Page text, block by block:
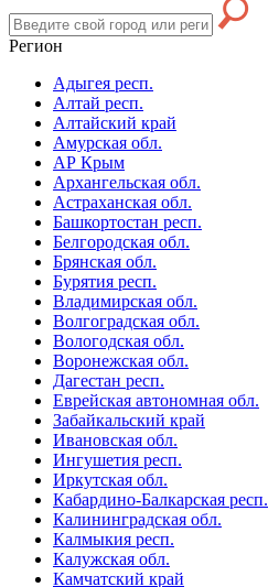
Регион
Адыгея респ.
Алтай респ.
Алтайский край
Амурская обл.
АР Крым
Архангельская обл.
Астраханская обл.
Башкортостан респ.
Белгородская обл.
Брянская обл.
Бурятия респ.
Владимирская обл.
Волгоградская обл.
Вологодская обл.
Воронежская обл.
Дагестан респ.
Еврейская автономная обл.
Забайкальский край
Ивановская обл.
Ингушетия респ.
Иркутская обл.
Кабардино-Балкарская респ.
Калининградская обл.
Калмыкия респ.
Калужская обл.
Камчатский край